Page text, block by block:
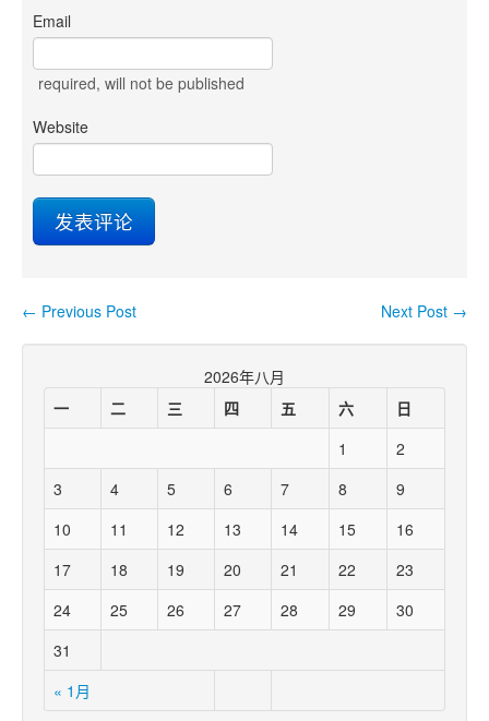
Email
required, will not be published
Website
Post navigation
Next Post →
← Previous Post
2026年八月
一
二 三 四 五 六 日
« 1月
1
2
3
4 5 6 7 8
9
10
11 12 13 14 15
16
17
18 19 20 21 22
23
24
25 26 27 28 29
30
31